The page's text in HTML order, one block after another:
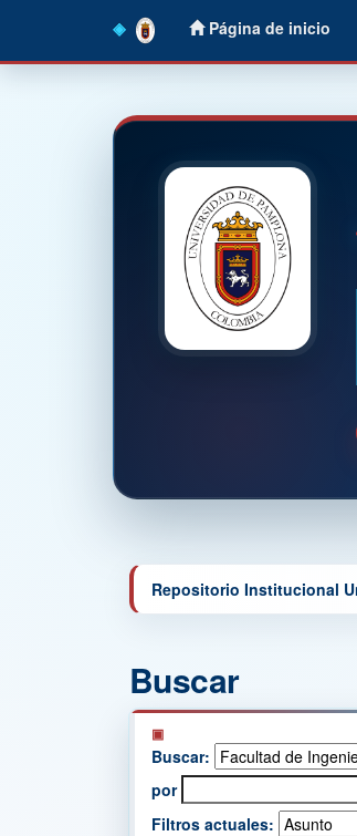
Página de inicio
Repositorio Institucional
Buscar
Buscar:
por
Filtros actuales: